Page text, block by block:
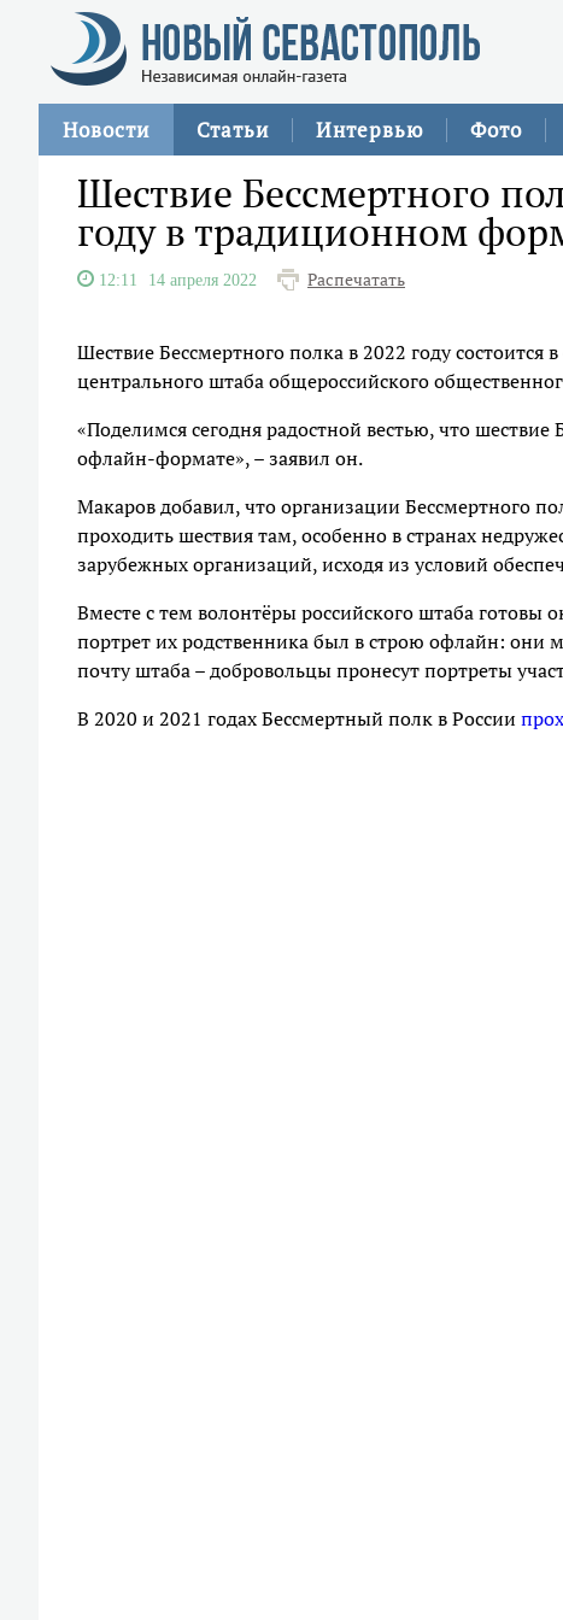
Новости Статьи Интервью Фото
Шествие Бессмертного
году в традиционном
12:11 14 апреля 2022 Распечатать
Шествие Бессмертного полка в 2022 году
центрального штаба общероссийского
«Поделимся сегодня радостной вестью, что
офлайн-формате», – заявил он.
Макаров добавил, что организации Бессмертного
проходить шествия там, особенно в странах
зарубежных организаций, исходя из условий
Вместе с тем волонтёры российского штаба готовы
портрет их родственника был в строю офлайн: они
почту штаба – добровольцы пронесут портреты
В 2020 и 2021 годах Бессмертный полк в России